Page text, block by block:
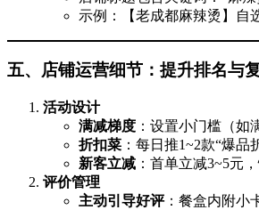
示例：【老成都麻辣烫】自
五、店铺运营细节：提升排名与
活动设计
满减梯度 ：设置小门槛（如
折扣菜 ：每日推1~2款“爆品
新客立减 ：首单立减3~5元
评价管理
主动引导好评：餐盒内附小